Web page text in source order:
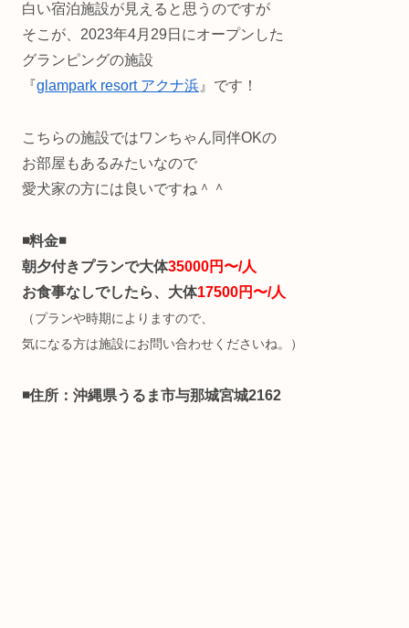
白い宿泊施設が見えると思うのですが
そこが、2023年4月29日にオープンした
グランピングの施設
『glampark resort アクナ浜 』です！
こちらの施設ではワンちゃん同伴OKの
お部屋もあるみたいなので
愛犬家の方には良いですね＾＾
◾️料金◾️
朝夕付きプランで大体35000円〜/人
お食事なしでしたら、大体17500円〜/人
（プランや時期によりますので、
気になる方は施設にお問い合わせくださいね。）
◾️住所：沖縄県うるま市与那城宮城2162